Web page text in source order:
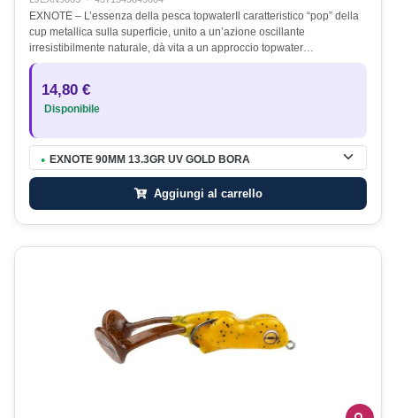
EXNOTE – L’essenza della pesca topwaterIl caratteristico “pop” della
cup metallica sulla superficie, unito a un’azione oscillante
irresistibilmente naturale, dà vita a un approccio topwater…
14,80 €
Disponibile
● EXNOTE 90MM 13.3GR UV GOLD BORA
Aggiungi al carrello